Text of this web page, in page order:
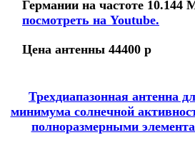
Германии на частоте
посмотреть на Youtube.
Цена антенны 44400 р
Трехдиапазонная антенна
минимума солнечной
полноразмерными